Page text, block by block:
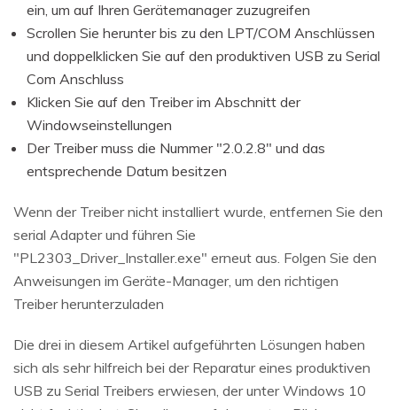
ein, um auf Ihren Gerätemanager zuzugreifen
Scrollen Sie herunter bis zu den LPT/COM Anschlüssen
und doppelklicken Sie auf den produktiven USB zu Serial
Com Anschluss
Klicken Sie auf den Treiber im Abschnitt der
Windowseinstellungen
Der Treiber muss die Nummer "2.0.2.8" und das
entsprechende Datum besitzen
Wenn der Treiber nicht installiert wurde, entfernen Sie den
serial Adapter und führen Sie
"PL2303_Driver_Installer.exe" erneut aus. Folgen Sie den
Anweisungen im Geräte-Manager, um den richtigen
Treiber herunterzuladen
Die drei in diesem Artikel aufgeführten Lösungen haben
sich als sehr hilfreich bei der Reparatur eines produktiven
USB zu Serial Treibers erwiesen, der unter Windows 10